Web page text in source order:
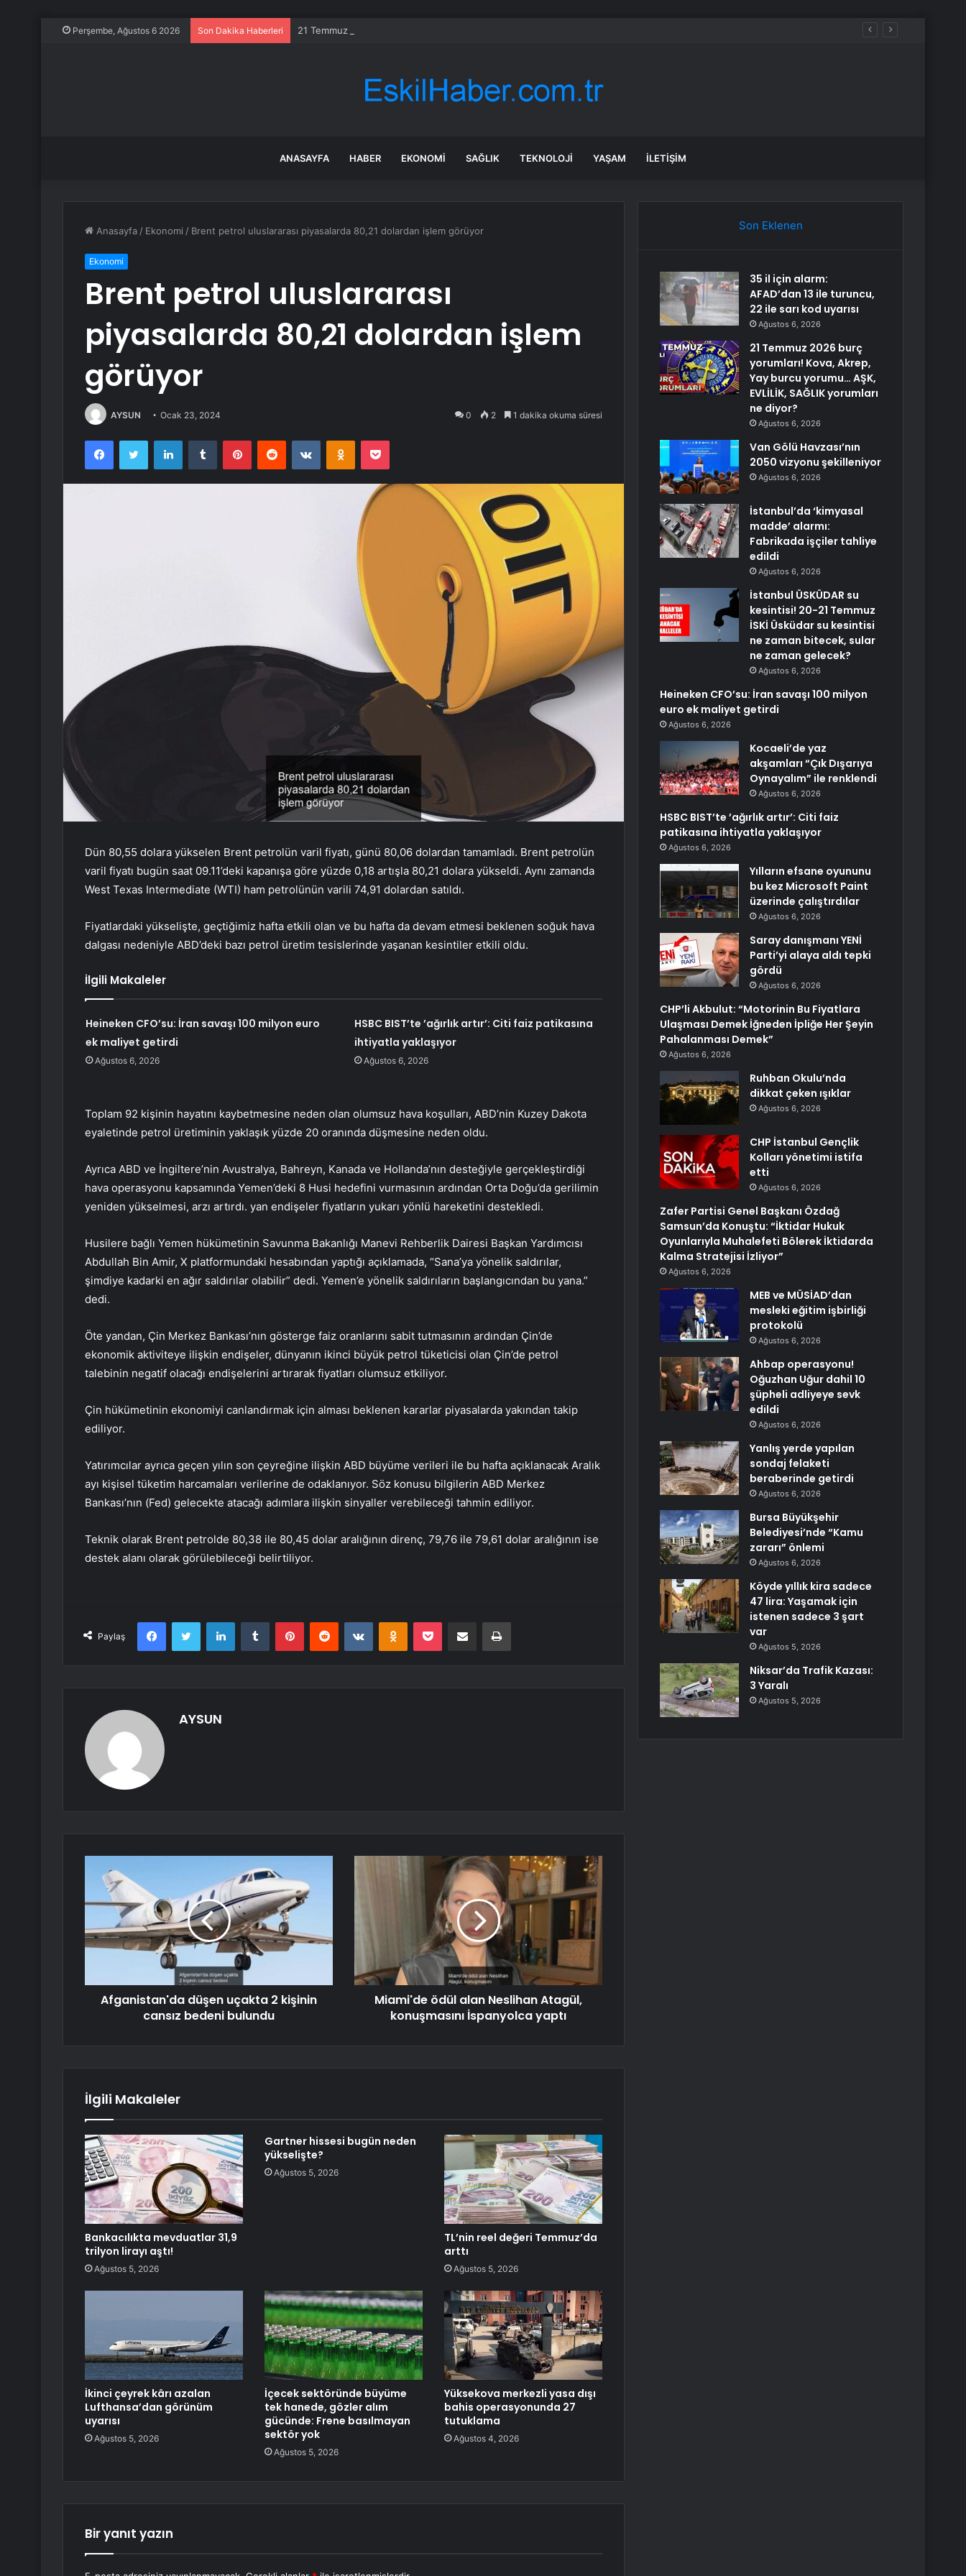
Perşembe, Ağustos 6 2026 Son Dakika Haberleri 21 Temmuz 2026 burç yorumları! Kova, Akrep, Yay burcu yorumu… AŞK, EVLİLİK, SAĞLIK yorumları ne diyor?
ANASAYFA HABER EKONOMI SAĞLIK TEKNOLOJI YAŞAM İLETIŞIM
Anasayfa / Ekonomi / Brent petrol uluslararası piyasalarda 80,21 dolardan işlem görüyor
Ekonomi
Brent petrol uluslararası
piyasalarda 80,21 dolardan işlem
görüyor
AYSUN Ocak 23, 2024 0 2 1 dakika okuma süresi
FacebookTwitter LinkedInTumblr PinterestReddit VKontakteOdnoklassniki
Pocket
Dün 80,55 dolara yükselen Brent petrolün varil fiyatı, günü 80,06 dolardan tamamladı. Brent petrolün
varil fiyatı bugün saat 09.11’deki kapanışa göre yüzde 0,18 artışla 80,21 dolara yükseldi. Aynı zamanda
West Texas Intermediate (WTI) ham petrolünün varili 74,91 dolardan satıldı.
Fiyatlardaki yükselişte, geçtiğimiz hafta etkili olan ve bu hafta da devam etmesi beklenen soğuk hava
dalgası nedeniyle ABD’deki bazı petrol üretim tesislerinde yaşanan kesintiler etkili oldu.
İlgili Makaleler
Heineken CFO’su: İran savaşı 100 milyon euro
ek maliyet getirdi
Ağustos 6, 2026
HSBC BIST’te ’ağırlık artır’: Citi faiz patikasına
ihtiyatla yaklaşıyor
Ağustos 6, 2026
Toplam 92 kişinin hayatını kaybetmesine neden olan olumsuz hava koşulları, ABD’nin Kuzey Dakota
eyaletinde petrol üretiminin yaklaşık yüzde 20 oranında düşmesine neden oldu.
Ayrıca ABD ve İngiltere’nin Avustralya, Bahreyn, Kanada ve Hollanda’nın desteğiyle gerçekleştirdiği
hava operasyonu kapsamında Yemen’deki 8 Husi hedefini vurmasının ardından Orta Doğu’da gerilimin
yeniden yükselmesi, arzı artırdı. yan endişeler fiyatların yukarı yönlü hareketini destekledi.
Husilere bağlı Yemen hükümetinin Savunma Bakanlığı Manevi Rehberlik Dairesi Başkan Yardımcısı
Abdullah Bin Amir, X platformundaki hesabından yaptığı açıklamada, “Sana’ya yönelik saldırılar,
şimdiye kadarki en ağır saldırılar olabilir” dedi. Yemen’e yönelik saldırıların başlangıcından bu yana.”
dedi.
Öte yandan, Çin Merkez Bankası’nın gösterge faiz oranlarını sabit tutmasının ardından Çin’de
ekonomik aktiviteye ilişkin endişeler, dünyanın ikinci büyük petrol tüketicisi olan Çin’de petrol
talebinin negatif olacağı endişelerini artırarak fiyatları olumsuz etkiliyor.
Çin hükümetinin ekonomiyi canlandırmak için alması beklenen kararlar piyasalarda yakından takip
ediliyor.
Yatırımcılar ayrıca geçen yılın son çeyreğine ilişkin ABD büyüme verileri ile bu hafta açıklanacak Aralık
ayı kişisel tüketim harcamaları verilerine de odaklanıyor. Söz konusu bilgilerin ABD Merkez
Bankası’nın (Fed) gelecekte atacağı adımlara ilişkin sinyaller verebileceği tahmin ediliyor.
Teknik olarak Brent petrolde 80,38 ile 80,45 dolar aralığının direnç, 79,76 ile 79,61 dolar aralığının ise
destek alanı olarak görülebileceği belirtiliyor.
Paylaş
FacebookTwitter LinkedInTumblr PinterestReddit VKontakteOdnoklassniki
Pocket E-Posta ile paylaş Yazdır
AYSUN
Afganistan'da düşen uçakta 2 kişinin
cansız bedeni bulundu
Miami'de ödül alan Neslihan Atagül,
konuşmasını İspanyolca yaptı
İlgili Makaleler
Bankacılıkta mevduatlar 31,9
trilyon lirayı aştı!
Ağustos 5, 2026
Gartner hissesi bugün neden
yükselişte?
Ağustos 5, 2026
TL’nin reel değeri Temmuz’da
arttı
Ağustos 5, 2026
İkinci çeyrek kârı azalan
Lufthansa’dan görünüm
uyarısı
Ağustos 5, 2026
İçecek sektöründe büyüme
tek hanede, gözler alım
gücünde: Frene basılmayan
sektör yok
Ağustos 5, 2026
Yüksekova merkezli yasa dışı
bahis operasyonunda 27
tutuklama
Ağustos 4, 2026
Bir yanıt yazın
Son Eklenen
35 il için alarm:
AFAD’dan 13 ile turuncu,
22 ile sarı kod uyarısı
Ağustos 6, 2026
21 Temmuz 2026 burç
yorumları! Kova, Akrep,
Yay burcu yorumu… AŞK,
EVLİLİK, SAĞLIK yorumları
ne diyor?
Ağustos 6, 2026
Van Gölü Havzası’nın
2050 vizyonu şekilleniyor
Ağustos 6, 2026
İstanbul’da ‘kimyasal
madde’ alarmı:
Fabrikada işçiler tahliye
edildi
Ağustos 6, 2026
İstanbul ÜSKÜDAR su
kesintisi! 20-21 Temmuz
İSKİ Üsküdar su kesintisi
ne zaman bitecek, sular
ne zaman gelecek?
Ağustos 6, 2026
Heineken CFO’su: İran savaşı 100 milyon
euro ek maliyet getirdi
Ağustos 6, 2026
Kocaeli’de yaz
akşamları “Çık Dışarıya
Oynayalım” ile renklendi
Ağustos 6, 2026
HSBC BIST’te ’ağırlık artır’: Citi faiz
patikasına ihtiyatla yaklaşıyor
Ağustos 6, 2026
Yılların efsane oyununu
bu kez Microsoft Paint
üzerinde çalıştırdılar
Ağustos 6, 2026
Saray danışmanı YENİ
Parti’yi alaya aldı tepki
gördü
Ağustos 6, 2026
CHP’li Akbulut: “Motorinin Bu Fiyatlara
Ulaşması Demek İğneden İpliğe Her Şeyin
Pahalanması Demek”
Ağustos 6, 2026
Ruhban Okulu’nda
dikkat çeken ışıklar
Ağustos 6, 2026
CHP İstanbul Gençlik
Kolları yönetimi istifa
etti
Ağustos 6, 2026
Zafer Partisi Genel Başkanı Özdağ
Samsun’da Konuştu: “İktidar Hukuk
Oyunlarıyla Muhalefeti Bölerek İktidarda
Kalma Stratejisi İzliyor”
Ağustos 6, 2026
MEB ve MÜSİAD’dan
mesleki eğitim işbirliği
protokolü
Ağustos 6, 2026
Ahbap operasyonu!
Oğuzhan Uğur dahil 10
şüpheli adliyeye sevk
edildi
Ağustos 6, 2026
Yanlış yerde yapılan
sondaj felaketi
beraberinde getirdi
Ağustos 6, 2026
Bursa Büyükşehir
Belediyesi’nde “Kamu
zararı” önlemi
Ağustos 6, 2026
Köyde yıllık kira sadece
47 lira: Yaşamak için
istenen sadece 3 şart
var
Ağustos 5, 2026
Niksar’da Trafik Kazası:
3 Yaralı
Ağustos 5, 2026